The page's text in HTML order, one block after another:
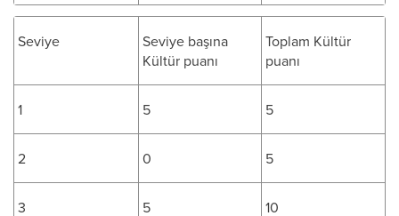
Seviye
Seviye başına
Kültür puanı
Toplam Kültür
puanı
1 5 5
2 0 5
3 5 10